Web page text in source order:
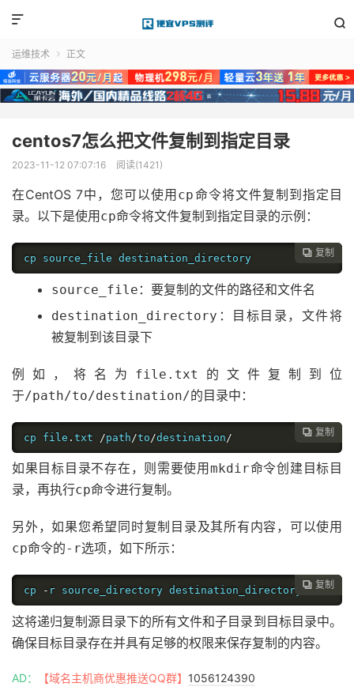


运维技术  正文
centos7怎么把文件复制到指定目录
2023-11-12 07:07:16 阅读(1421)
在CentOS 7中，您可以使用 cp命令将文件复制到指定目
录。以下是使用 cp命令将文件复制到指定目录的示例：
 复制
cp source_file destination_directory
source_file ：要复制的文件的路径和文件名
destination_directory ：目标目录，文件将
被复制到该目录下
例如，将名为 file.txt
的文件复制到位
于/path/to/destination/的目录中：
 复制
cp file . txt /path /to /destination /
如果目标目录不存在，则需要使用 mkdir命令创建目标目
录，再执行cp命令进行复制。
另外，如果您希望同时复制目录及其所有内容，可以使用
cp命令的-r选项，如下所示：
 复制
cp - r source_directory destination_directory
这将递归复制源目录下的所有文件和子目录到目标目录中。
确保目标目录存在并具有足够的权限来保存复制的内容。
AD： 【域名主机商优惠推送QQ群】 1056124390